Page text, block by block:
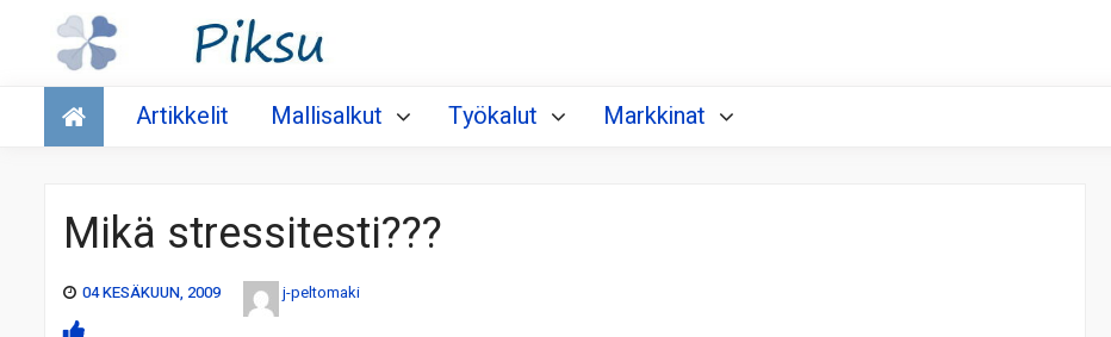
Talous
Artikkelit Mallisalkut Työkalut Markkinat
Mikä stressitesti???
04 KESÄKUUN, 2009 j-peltomaki